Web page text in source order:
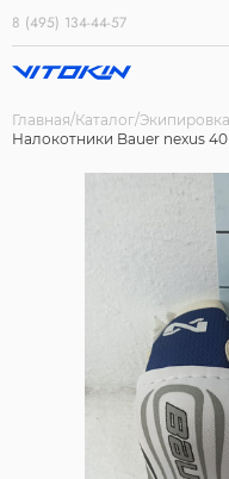
8 (495) 134-44-57
Главная Каталог Экипировка
Налокотники Bauer nexus 40